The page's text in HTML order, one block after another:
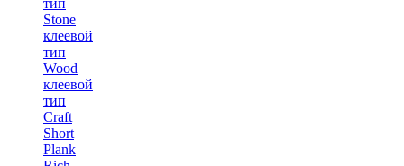
тип
Stone
клеевой
тип
Wood
клеевой
тип
Craft
Short
Plank